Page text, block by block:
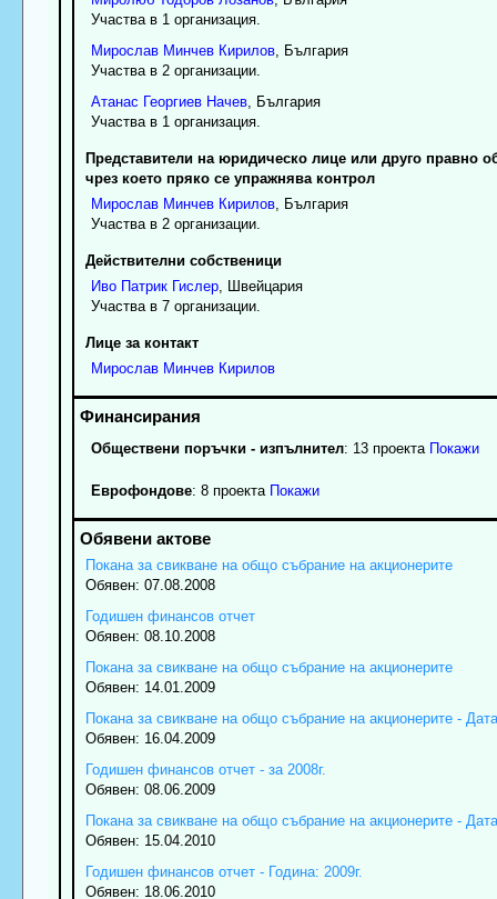
Участва в 1 организация.
Мирослав Минчев Кирилов , България
Участва в 2 организации.
Атанас Георгиев Начев , България
Участва в 1 организация.
Представители на юридическо лице или друго правно
чрез което пряко се упражнява контрол
Мирослав Минчев Кирилов , България
Участва в 2 организации.
Действителни собственици
Иво Патрик Гислер , Швейцария
Участва в 7 организации.
Лице за контакт
Мирослав Минчев Кирилов
Обществени поръчки - изпълнител: 13 проекта Покажи
Еврофондове: 8 проекта Покажи
Покана за свикване на общо събрание на акционерите
Обявен: 07.08.2008
Годишен финансов отчет
Обявен: 08.10.2008
Покана за свикване на общо събрание на акционерите
Обявен: 14.01.2009
Покана за свикване на общо събрание на акционерите -
Обявен: 16.04.2009
Годишен финансов отчет - за 2008г.
Обявен: 08.06.2009
Покана за свикване на общо събрание на акционерите -
Обявен: 15.04.2010
Годишен финансов отчет - Година: 2009г.
Обявен: 18.06.2010